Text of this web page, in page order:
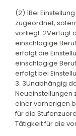
(2) 1Bei
zugeordnet,
vorliegt. 2Verfügt
einschlägige
erfolgt die
einschlägige
erfolgt bei
3. 3Unabhängig
Neueinstellungen
einer vorherigen
für die
Tätigkeit für die